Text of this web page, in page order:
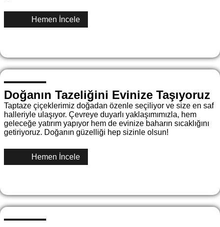
Hemen İncele
Doğanın Tazeliğini Evinize Taşıyoruz
Taptaze çiçeklerimiz doğadan özenle seçiliyor ve size en saf
halleriyle ulaşıyor. Çevreye duyarlı yaklaşımımızla, hem
geleceğe yatırım yapıyor hem de evinize baharın sıcaklığını
getiriyoruz. Doğanın güzelliği hep sizinle olsun!
Hemen İncele